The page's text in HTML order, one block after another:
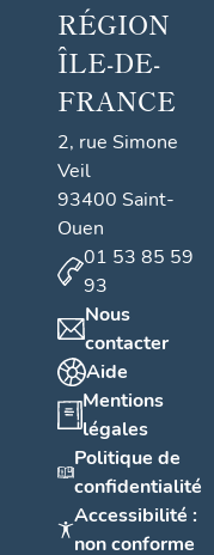
RÉGION
ÎLE-DE-
FRANCE
2, rue Simone
Veil
93400 Saint-
Ouen
01 53 85 59
93
Nous
contacter
Aide
Mentions
légales
Politique de
confidentialité
Accessibilité :
non conforme